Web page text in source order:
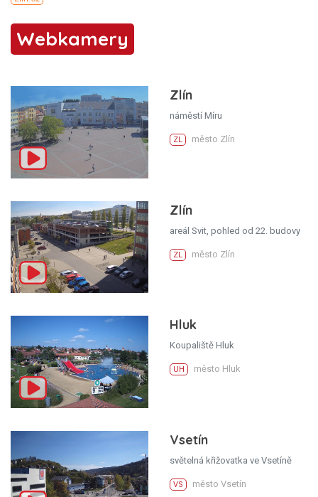
Webkamery
Zlín
náměstí Míru
ZL město Zlín
Zlín
areál Svit, pohled od 22. budovy
ZL město Zlín
Hluk
Koupaliště Hluk
UH město Hluk
Vsetín
světelná křižovatka ve Vsetíně
VS město Vsetín